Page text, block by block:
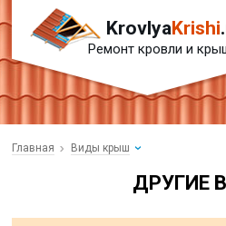
KrovlyaKrishi
Ремонт кровли и
Главная Виды крыш
ДРУГИЕ